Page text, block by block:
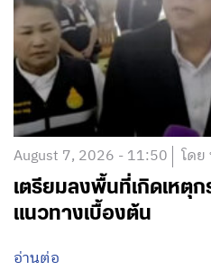
August 7, 2026 - 11:50 โดย
เตรียมลงพื้นที่เกิดเหตุ
แนวทางเบื้องต้น
อ่านต่อ